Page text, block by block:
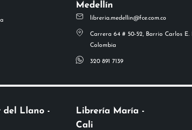
Medellín
libreria.medellin@fce.com.co
Carrera 64 # 50-52, Barrio Carlos E.
Colombia
320 891 7139
del Llano -
Librería María -
Cali